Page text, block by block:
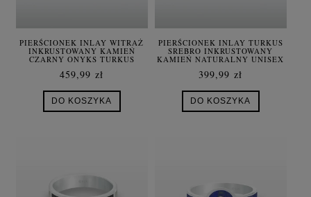
PIERŚCIONEK INLAY WITRAŻ
INKRUSTOWANY KAMIEŃ
CZARNY ONYKS TURKUS
TYGRYSIE OKO SREBRO
459,99 zł
DO KOSZYKA
PIERŚCIONEK INLAY TURKUS
SREBRO INKRUSTOWANY
KAMIEŃ NATURALNY UNISEX
399,99 zł
DO KOSZYKA